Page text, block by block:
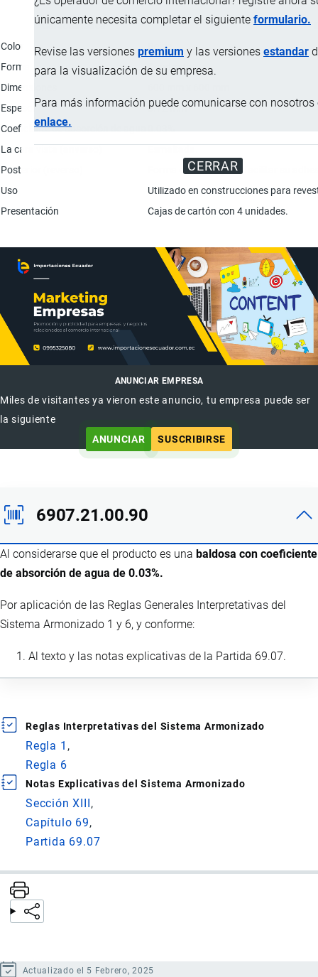
únicamente necesita completar el siguiente formulario.
Revise las versiones premium y las versiones estandar
para la visualización de su empresa.
Para más información puede comunicarse con nosotros
enlace.
CERRAR
Característica
Color
Beige.
Forma
Cuadrada.
Dimensiones
Espesor
8.72 mm
Coeficiente de absorción de agua
La cara vista (anverso)
Posterior (reverso)
Forma de relieve para facilitar su
Uso
Utilizado en construcciones para
Presentación
Cajas de cartón con 4 unidades.
ANUNCIAR EMPRESA
Miles de visitantes ya vieron este anuncio, tu empresa puede ser
la siguiente
ANUNCIAR
SUSCRIBIRSE
6907.21.00.90
Al considerarse que el producto es una baldosa con coeficiente
de absorción de agua de 0.03%.
Por aplicación de las Reglas Generales Interpretativas del
Sistema Armonizado 1 y 6, y conforme:
Al texto y las notas explicativas de la Partida 69.07.
Reglas Interpretativas del Sistema Armonizado
Regla 1
Regla 6
Notas Explicativas del Sistema Armonizado
Sección XIII
Capítulo 69
Partida 69.07
Actualizado el 5 Febrero, 2025